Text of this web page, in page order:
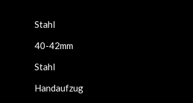
Stahl
40-42mm
Stahl
Handaufzug